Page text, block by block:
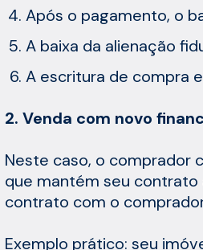
Após o pagamento, o
A baixa da alienação
A escritura de compra
2. Venda com novo
Neste caso, o comprador
que mantém seu contrato
contrato com o
Exemplo prático: seu